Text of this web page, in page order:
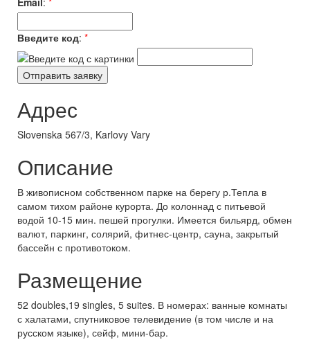
Введите код: *
Адрес
Slovenska 567/3, Karlovy Vary
Описание
В живописном собственном парке на берегу р.Тепла в
самом тихом районе курорта. До колоннад с питьевой
водой 10-15 мин. пешей прогулки. Имеется бильярд, обмен
валют, паркинг, солярий, фитнес-центр, сауна, закрытый
бассейн с противотоком.
Размещение
52 doubles,19 singles, 5 suites. В номерах: ванные комнаты
с халатами, спутниковое телевидение (в том числе и на
русском языке), сейф, мини-бар.